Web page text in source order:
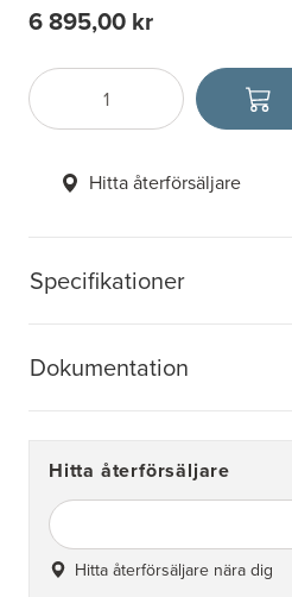
Specifikationer
Dokumentation
6 895,00 kr
Antal
Välj enhet
Hitta återförsäljare
Hitta återförsäljare
Hitta återförsäljare nära dig